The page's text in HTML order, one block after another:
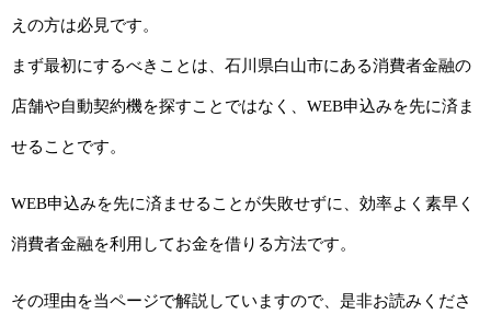
えの方は必見です。
まず最初にするべきことは、石川県白山市にある消費者金融の
店舗や自動契約機を探すことではなく、WEB申込みを先に済ま
せることです。
WEB申込みを先に済ませることが失敗せずに、効率よく素早く
消費者金融を利用してお金を借りる方法です。
その理由を当ページで解説していますので、是非お読みくださ